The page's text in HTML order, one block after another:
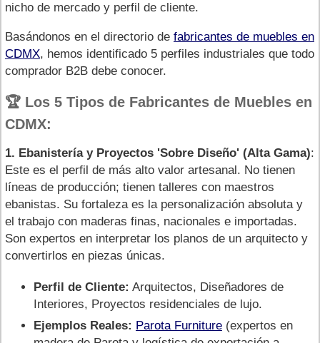
nicho de mercado y perfil de cliente.
Basándonos en el directorio de fabricantes de muebles en
CDMX, hemos identificado 5 perfiles industriales que todo
comprador B2B debe conocer.
🏆 Los 5 Tipos de Fabricantes de Muebles en
CDMX:
1. Ebanistería y Proyectos 'Sobre Diseño' (Alta Gama):
Este es el perfil de más alto valor artesanal. No tienen
líneas de producción; tienen talleres con maestros
ebanistas. Su fortaleza es la personalización absoluta y
el trabajo con maderas finas, nacionales e importadas.
Son expertos en interpretar los planos de un arquitecto y
convertirlos en piezas únicas.
Perfil de Cliente: Arquitectos, Diseñadores de
Interiores, Proyectos residenciales de lujo.
Ejemplos Reales: Parota Furniture (expertos en